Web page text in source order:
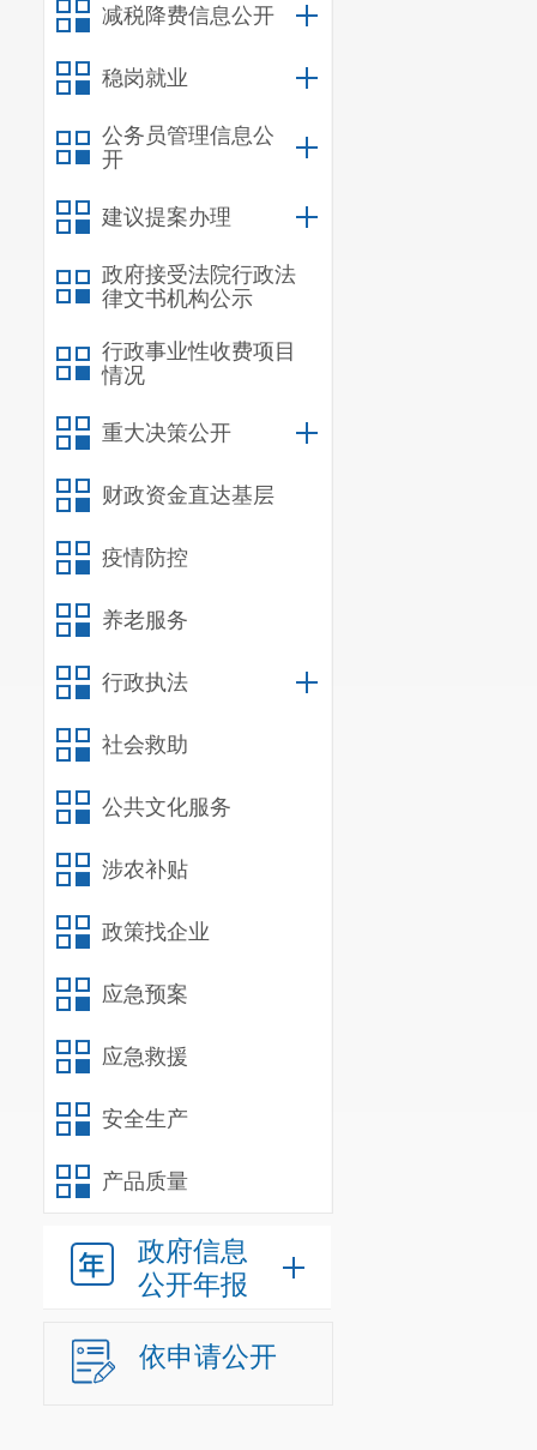
减税降费信息公开
稳岗就业
公务员管理信息公
开
建议提案办理
政府接受法院行政法
律文书机构公示
行政事业性收费项目
情况
重大决策公开
财政资金直达基层
疫情防控
养老服务
行政执法
社会救助
公共文化服务
涉农补贴
政策找企业
应急预案
应急救援
安全生产
产品质量
政府信息
公开年报
依申请公开